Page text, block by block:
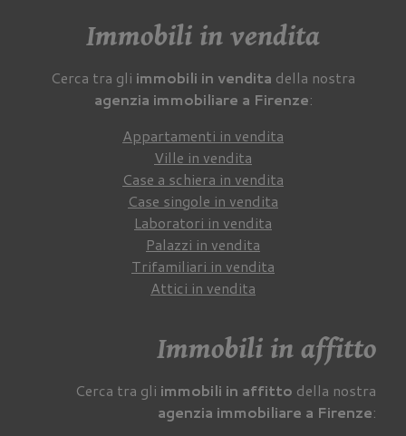
Immobili in vendita
Cerca tra gli immobili in vendita della nostra
agenzia immobiliare a Firenze:
Appartamenti in vendita
Ville in vendita
Case a schiera in vendita
Case singole in vendita
Laboratori in vendita
Palazzi in vendita
Trifamiliari in vendita
Attici in vendita
Immobili in affitto
Cerca tra gli immobili in affitto della nostra
agenzia immobiliare a Firenze: